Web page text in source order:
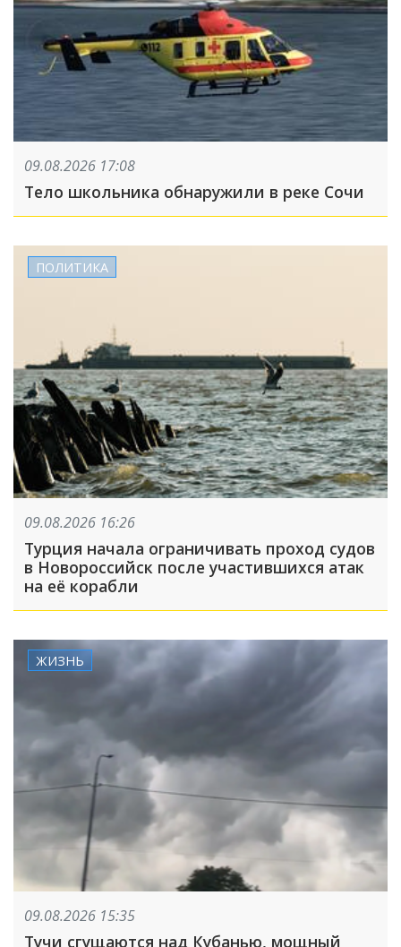
09.08.2026 17:08
Тело школьника обнаружили в реке Сочи
ПОЛИТИКА
09.08.2026 16:26
Турция начала ограничивать проход судов
в Новороссийск после участившихся атак
на её корабли
ЖИЗНЬ
09.08.2026 15:35
Тучи сгущаются над Кубанью, мощный